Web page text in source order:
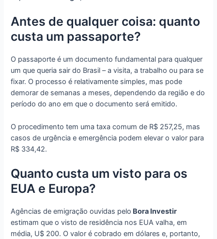
Antes de qualquer coisa: quanto
custa um passaporte?
O passaporte é um documento fundamental para qualquer
um que queria sair do Brasil – a visita, a trabalho ou para se
fixar. O processo é relativamente simples, mas pode
demorar de semanas a meses, dependendo da região e do
período do ano em que o documento será emitido.
O procedimento tem uma taxa comum de R$ 257,25, mas
casos de urgência e emergência podem elevar o valor para
R$ 334,42.
Quanto custa um visto para os
EUA e Europa?
Agências de emigração ouvidas pelo Bora Investir
estimam que o visto de residência nos EUA valha, em
média, U$ 200. O valor é cobrado em dólares e, portanto,